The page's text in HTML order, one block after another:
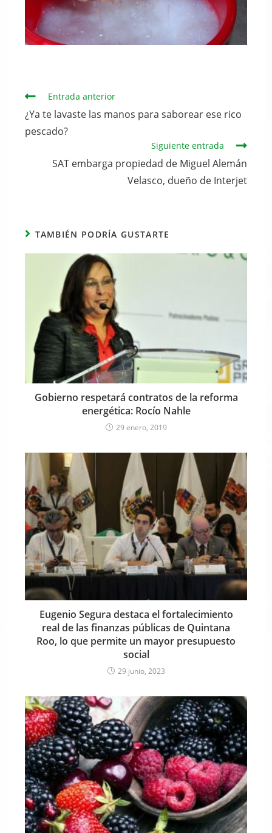
Continuar
leyendo
Entrada anterior
¿Ya te lavaste las manos para saborear ese rico
pescado?
Siguiente entrada
SAT embarga propiedad de Miguel Alemán
Velasco, dueño de Interjet
TAMBIÉN PODRÍA GUSTARTE
Gobierno respetará contratos de la reforma
energética: Rocío Nahle
29 enero, 2019
Eugenio Segura destaca el fortalecimiento
real de las finanzas públicas de Quintana
Roo, lo que permite un mayor presupuesto
social
29 junio, 2023